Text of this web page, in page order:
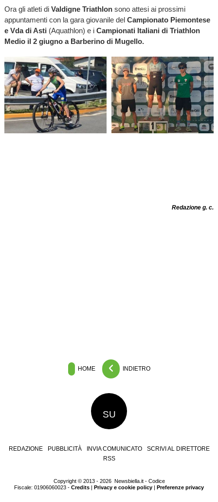
Ora gli atleti di Valdigne Triathlonsono attesi ai prossimi
appuntamenti con la gara giovanile del Campionato Piemontese
e Vda di Asti (Aquathlon) e i Campionati Italiani di Triathlon
Medio il 2 giugno a Barberino di Mugello.
Redazione g. c.
HOME INDIETRO
SU
REDAZIONE PUBBLICITÀ INVIA COMUNICATO
SCRIVI AL DIRETTORE
RSS
Copyright © 2013 - 2026 Newsbiella.it - Codice
Fiscale: 01906060023 - Credits Privacy e cookie policy Preferenze privacy